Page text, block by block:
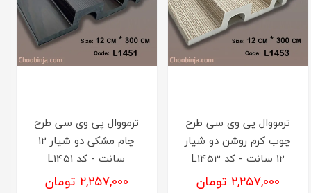
ترمووال پی وی سی طرح
چوب کرم روشن دو شیار
12 سانت - کد L1453
۲,۲۵۷,۰۰۰ تومان
ترمووال پی وی سی طرح
چام مشکی دو شیار 12
سانت - کد L1451
۲,۲۵۷,۰۰۰ تومان